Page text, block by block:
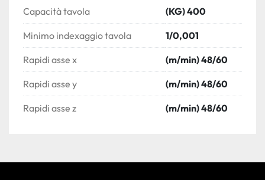
Capacità tavola (KG) 400
Minimo indexaggio tavola 1/0,001
Rapidi asse x (m/min) 48/60
Rapidi asse y (m/min) 48/60
Rapidi asse z (m/min) 48/60